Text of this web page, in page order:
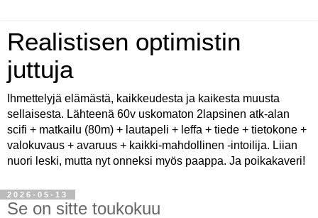
Realistisen optimistin
juttuja
Ihmettelyjä elämästä, kaikkeudesta ja kaikesta muusta
sellaisesta. Lähteenä 60v uskomaton 2lapsinen atk-alan
scifi + matkailu (80m) + lautapeli + leffa + tiede + tietokone +
valokuvaus + avaruus + kaikki-mahdollinen -intoilija. Liian
nuori leski, mutta nyt onneksi myös paappa. Ja poikakaveri!
2026-05-13
Se on sitte toukokuu